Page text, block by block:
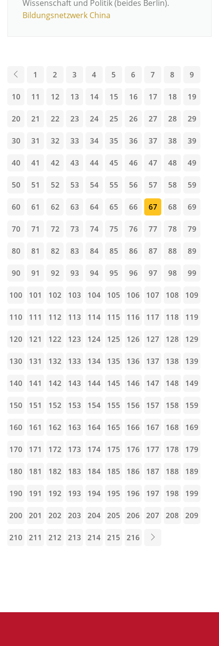
Wissenschaft und Politik (beides Berlin).
Bildungsnetzwerk China
1 2 3 4 5 6 7 8 9
10 11 12 13 14 15 16 17 18 19
20 21 22 23 24 25 26 27 28 29
30 31 32 33 34 35 36 37 38 39
40 41 42 43 44 45 46 47 48 49
50 51 52 53 54 55 56 57 58 59
60 61 62 63 64 65 66 67 68 69
70 71 72 73 74 75 76 77 78 79
80 81 82 83 84 85 86 87 88 89
90 91 92 93 94 95 96 97 98 99
100 101 102 103 104 105 106 107 108 109
110 111 112 113 114 115 116 117 118 119
120 121 122 123 124 125 126 127 128 129
130 131 132 133 134 135 136 137 138 139
140 141 142 143 144 145 146 147 148 149
150 151 152 153 154 155 156 157 158 159
160 161 162 163 164 165 166 167 168 169
170 171 172 173 174 175 176 177 178 179
180 181 182 183 184 185 186 187 188 189
190 191 192 193 194 195 196 197 198 199
200 201 202 203 204 205 206 207 208 209
210 211 212 213 214 215 216